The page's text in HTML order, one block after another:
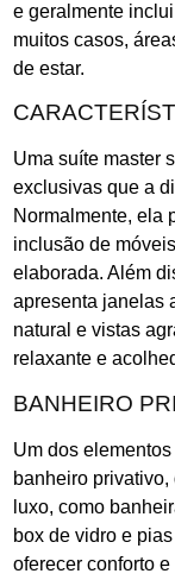
e geralmente
muitos casos,
de estar.
Uma suíte master
exclusivas que a
Normalmente, ela
inclusão de
elaborada. Além
apresenta janelas
natural e vistas
relaxante e
BANHEIRO
Um dos
banheiro
luxo, como
box de vidro e
oferecer conforto